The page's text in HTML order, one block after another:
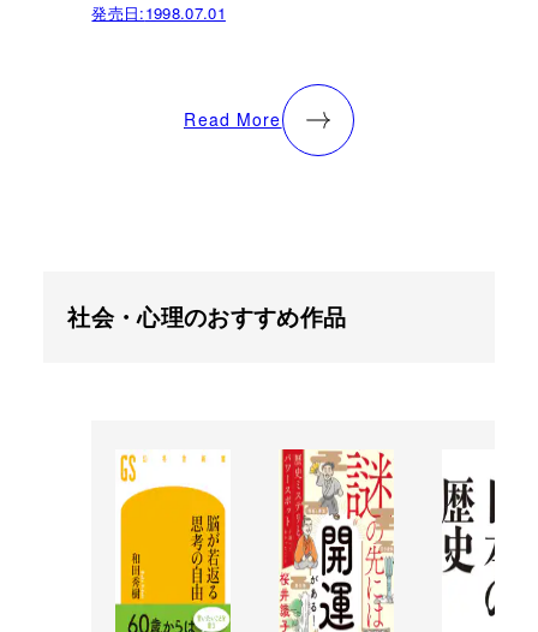
発売日:1998.07.01
Read More
社会・心理のおすすめ作品